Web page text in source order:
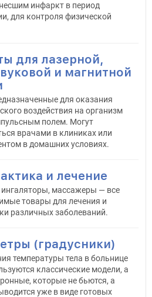
инфаркт в период
для контроля физической
для лазерной,
и магнитной
для оказания
воздействия на организм
полем. Могут
врачами в клиниках или
в домашних условиях.
и лечение
ингаляторы, массажеры — все
товары для лечения и
различных заболеваний.
(градусники)
температуры тела в больнице
классические модели, а
которые не бьются, а
уже в виде готовых